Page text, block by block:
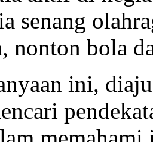
senang
nonton bola
ini,